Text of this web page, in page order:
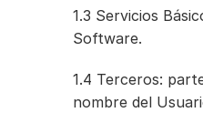
1.3 Servicios
Software.
1.4 Terceros:
nombre del